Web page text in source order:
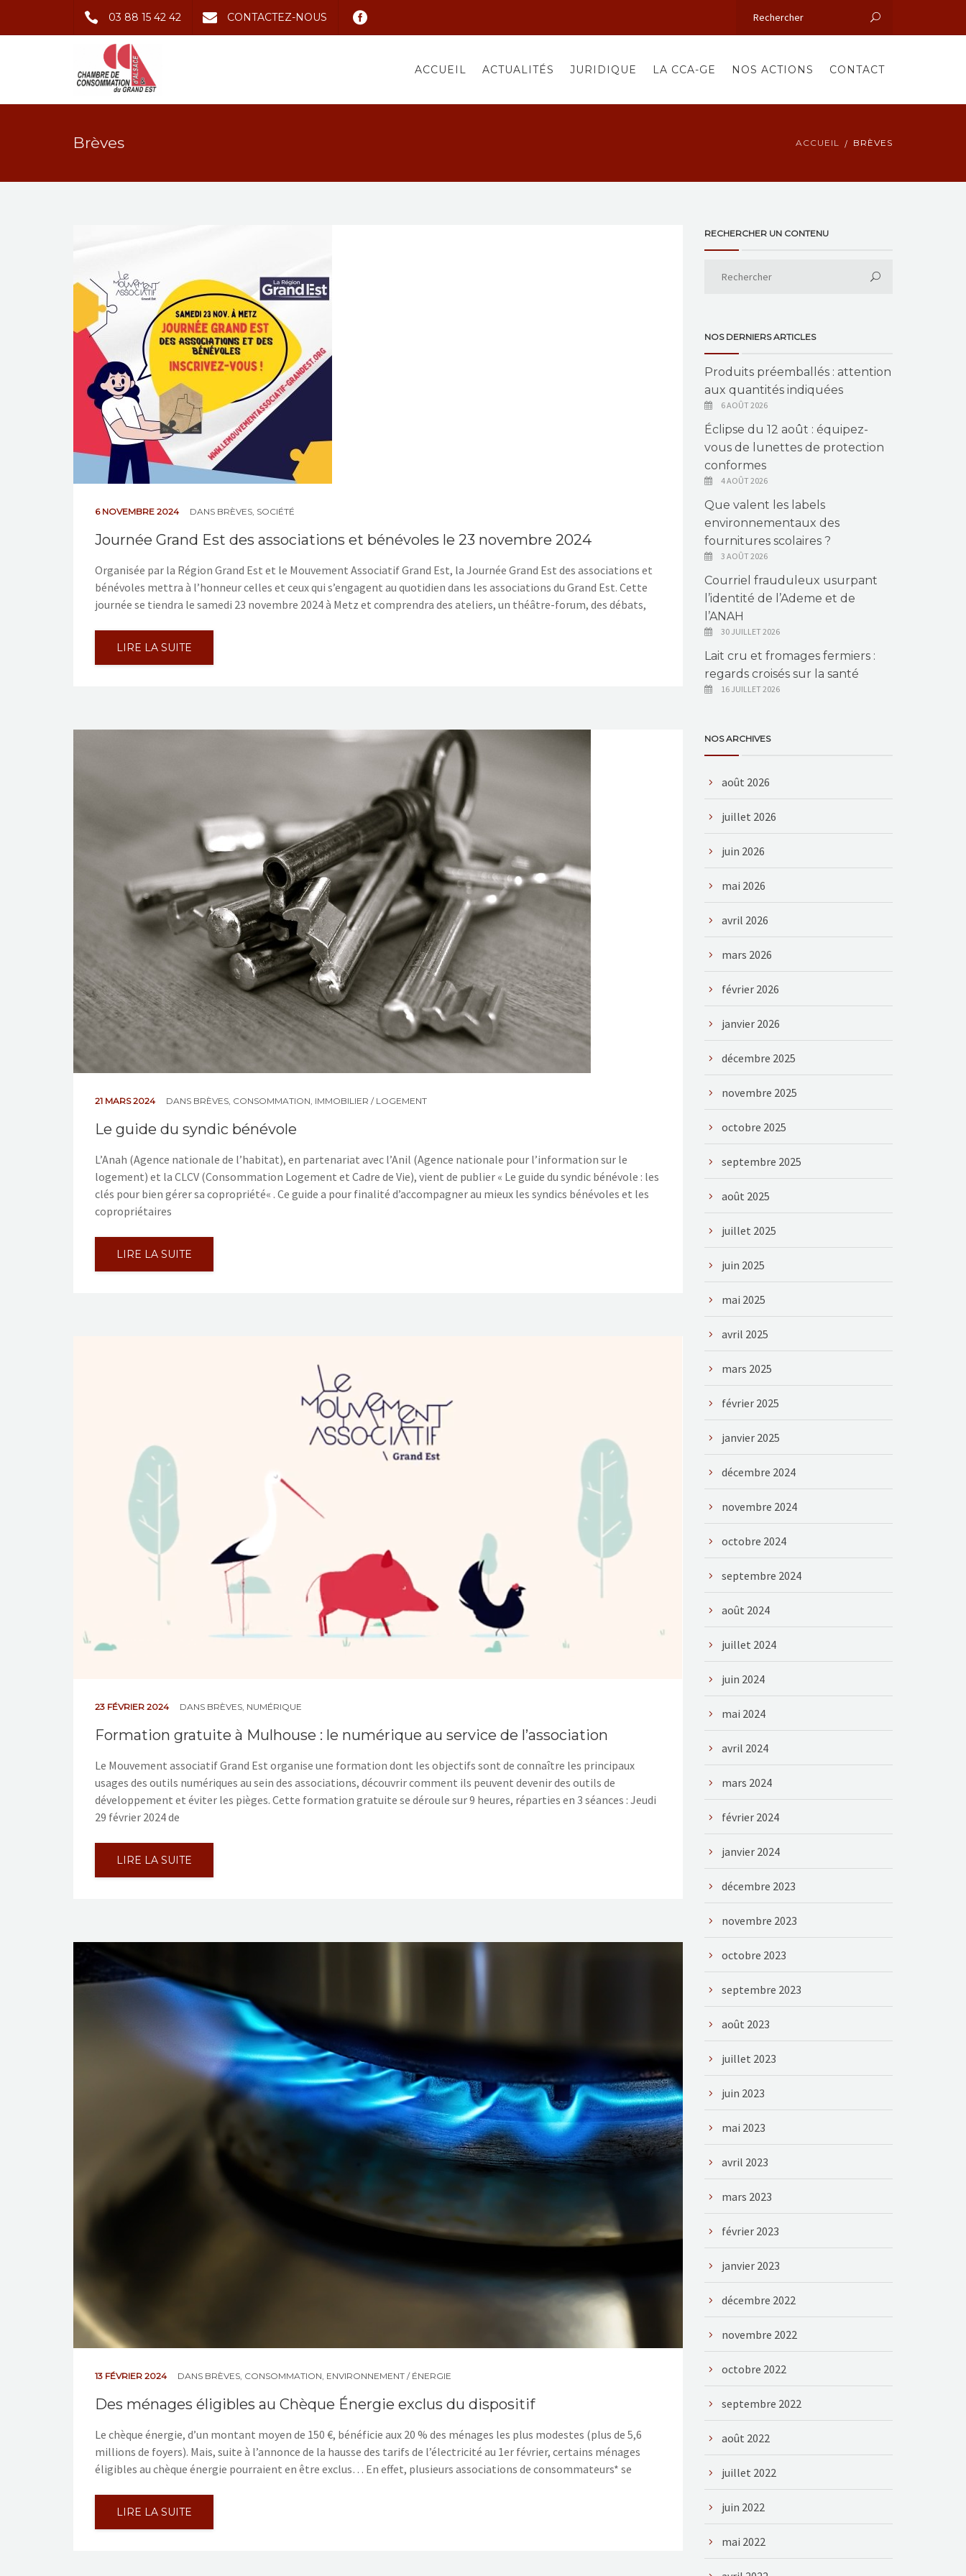
03 88 15 42 42 CONTACTEZ-NOUS
ACCUEIL ACTUALITÉS JURIDIQUE LA CCA-GE NOS ACTIONS CONTACT
Brèves ACCUEIL BRÈVES
6 NOVEMBRE 2024 DANS BRÈVES, SOCIÉTÉ
Journée Grand Est des associations et bénévoles le 23 novembre 2024
Organisée par la Région Grand Est et le Mouvement Associatif Grand Est, la Journée Grand Est des associations et
bénévoles mettra à l’honneur celles et ceux qui s’engagent au quotidien dans les associations du Grand Est. Cette
journée se tiendra le samedi 23 novembre 2024 à Metz et comprendra des ateliers, un théâtre-forum, des débats,
LIRE LA SUITE
21 MARS 2024 DANS BRÈVES, CONSOMMATION, IMMOBILIER / LOGEMENT
Le guide du syndic bénévole
L’Anah (Agence nationale de l’habitat), en partenariat avec l’Anil (Agence nationale pour l’information sur le
logement) et la CLCV (Consommation Logement et Cadre de Vie), vient de publier « Le guide du syndic bénévole : les
clés pour bien gérer sa copropriété« . Ce guide a pour finalité d’accompagner au mieux les syndics bénévoles et les
copropriétaires
LIRE LA SUITE
23 FÉVRIER 2024 DANS BRÈVES, NUMÉRIQUE
Formation gratuite à Mulhouse : le numérique au service de l’association
Le Mouvement associatif Grand Est organise une formation dont les objectifs sont de connaître les principaux
usages des outils numériques au sein des associations, découvrir comment ils peuvent devenir des outils de
développement et éviter les pièges. Cette formation gratuite se déroule sur 9 heures, réparties en 3 séances : Jeudi
29 février 2024 de
LIRE LA SUITE
13 FÉVRIER 2024 DANS BRÈVES, CONSOMMATION, ENVIRONNEMENT / ÉNERGIE
Des ménages éligibles au Chèque Énergie exclus du dispositif
Le chèque énergie, d’un montant moyen de 150 €, bénéficie aux 20 % des ménages les plus modestes (plus de 5,6
millions de foyers). Mais, suite à l’annonce de la hausse des tarifs de l’électricité au 1er février, certains ménages
éligibles au chèque énergie pourraient en être exclus… En effet, plusieurs associations de consommateurs* se
LIRE LA SUITE
RECHERCHER UN CONTENU
NOS DERNIERS ARTICLES
Produits préemballés : attention
aux quantités indiquées
6 AOÛT 2026
Éclipse du 12 août : équipez-
vous de lunettes de protection
conformes
4 AOÛT 2026
Que valent les labels
environnementaux des
fournitures scolaires ?
3 AOÛT 2026
Courriel frauduleux usurpant
l’identité de l’Ademe et de
l’ANAH
30 JUILLET 2026
Lait cru et fromages fermiers :
regards croisés sur la santé
16 JUILLET 2026
NOS ARCHIVES
août 2026
juillet 2026
juin 2026
mai 2026
avril 2026
mars 2026
février 2026
janvier 2026
décembre 2025
novembre 2025
octobre 2025
septembre 2025
août 2025
juillet 2025
juin 2025
mai 2025
avril 2025
mars 2025
février 2025
janvier 2025
décembre 2024
novembre 2024
octobre 2024
septembre 2024
août 2024
juillet 2024
juin 2024
mai 2024
avril 2024
mars 2024
février 2024
janvier 2024
décembre 2023
novembre 2023
octobre 2023
septembre 2023
août 2023
juillet 2023
juin 2023
mai 2023
avril 2023
mars 2023
février 2023
janvier 2023
décembre 2022
novembre 2022
octobre 2022
septembre 2022
août 2022
juillet 2022
juin 2022
mai 2022